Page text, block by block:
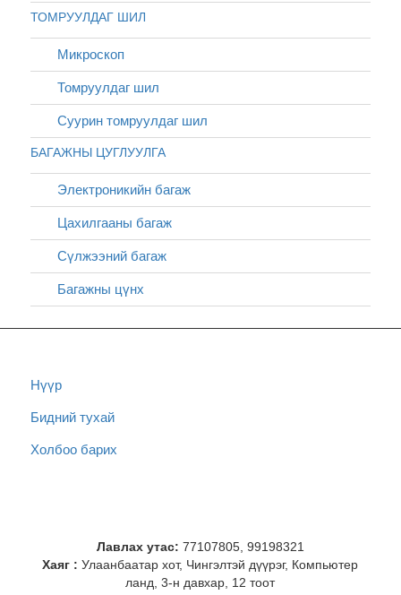
ТОМРУУЛДАГ ШИЛ
Микроскоп
Томруулдаг шил
Суурин томруулдаг шил
БАГАЖНЫ ЦУГЛУУЛГА
Электроникийн багаж
Цахилгааны багаж
Сүлжээний багаж
Багажны цүнх
Нүүр
Бидний тухай
Холбоо барих
Лавлах утас: 77107805, 99198321
Хаяг : Улаанбаатар хот, Чингэлтэй дүүрэг, Компьютер
ланд, 3-н давхар, 12 тоот